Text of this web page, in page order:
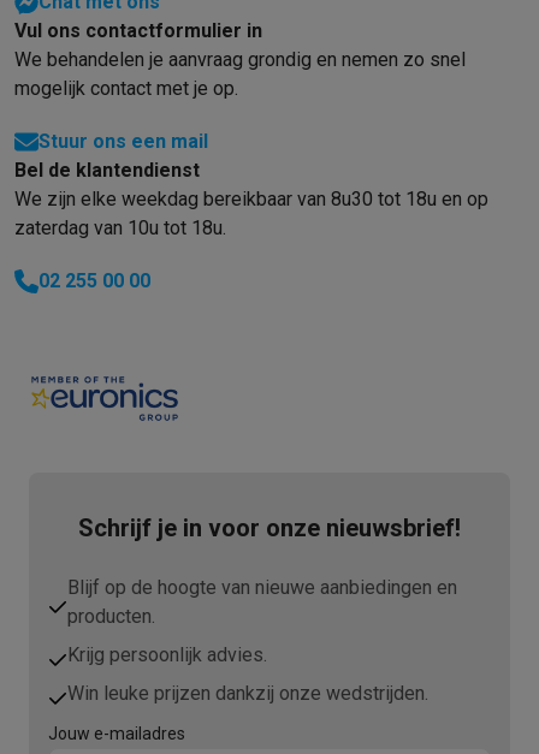
Vul ons contactformulier in
We behandelen je aanvraag grondig en nemen zo snel
mogelijk contact met je op.
Stuur ons een mail
Bel de klantendienst
We zijn elke weekdag bereikbaar van 8u30 tot 18u en op
zaterdag van 10u tot 18u.
02 255 00 00
Schrijf je in voor onze nieuwsbrief!
Blijf op de hoogte van nieuwe aanbiedingen en
producten.
Krijg persoonlijk advies.
Win leuke prijzen dankzij onze wedstrijden.
Jouw e-mailadres